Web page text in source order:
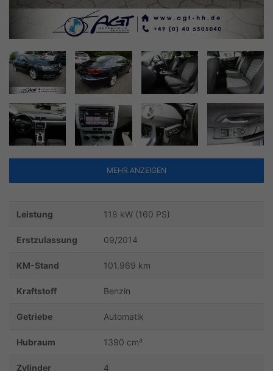
MEHR ANZEIGEN
Leistung 118 kW (160 PS)
Erstzulassung 09/2014
KM-Stand 101.969 km
Kraftstoff Benzin
Getriebe Automatik
Hubraum 1390 cm³
Zylinder 4